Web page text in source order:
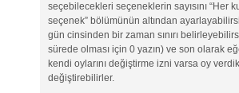
seçebilecekleri seçeneklerin sayısını “Her
seçenek” bölümünün altından
gün cinsinden bir zaman sınırı
sürede olması için 0 yazın) ve son olarak
kendi oylarını değiştirme izni varsa oy
değiştirebilirler.